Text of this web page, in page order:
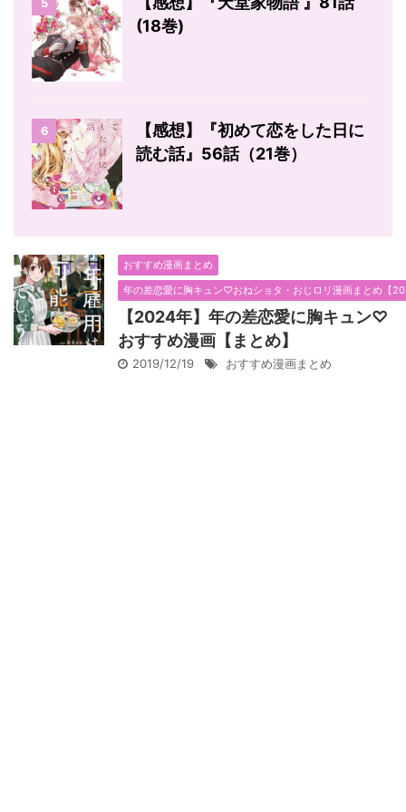
5
(18巻)
6
【感想】『初めて恋をした日に
読む話』56話（21巻）
おすすめ漫画まとめ
年の差恋愛に胸キュン♡おねショタ・おじロリ漫画まとめ【
【2024年】年の差恋愛に胸キュン♡
おすすめ漫画【まとめ】
2019/12/19 おすすめ漫画まとめ